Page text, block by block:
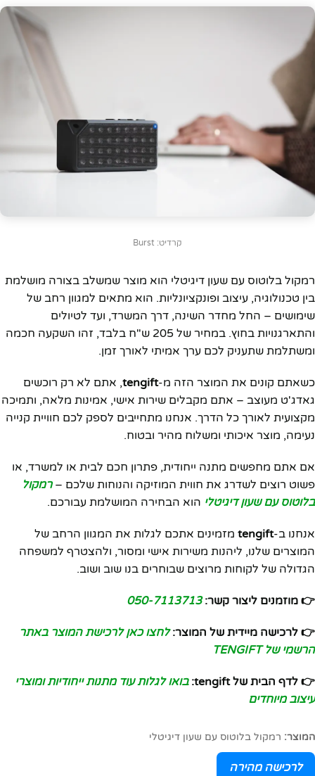
קרדיט: Burst
רמקול בלוטוס עם שעון דיגיטלי הוא מוצר שמשלב בצורה מושלמת
בין טכנולוגיה, עיצוב ופונקציונליות. הוא מתאים למגוון רחב של
שימושים – החל מחדר השינה, דרך המשרד, ועד לטיולים
והתארגנויות בחוץ. במחיר של 205 ש"ח בלבד, זהו השקעה חכמה
ומשתלמת שתעניק לכם ערך אמיתי לאורך זמן.
כשאתם קונים את המוצר הזה מ-tengift, אתם לא רק רוכשים
גאדג'ט מעוצב – אתם מקבלים שירות אישי, אמינות מלאה, ותמיכה
מקצועית לאורך כל הדרך. אנחנו מתחייבים לספק לכם חוויית קנייה
נעימה, מוצר איכותי ומשלוח מהיר ובטוח.
אם אתם מחפשים מתנה ייחודית, פתרון חכם לבית או למשרד, או
פשוט רוצים לשדרג את חווית המוזיקה והנוחות שלכם –רמקול
בלוטוס עם שעון דיגיטלי הוא הבחירה המושלמת עבורכם.
אנחנו ב-tengift מזמינים אתכם לגלות את המגוון הרחב של
המוצרים שלנו, ליהנות משירות אישי ומסור, ולהצטרף למשפחה
הגדולה של לקוחות מרוצים שבוחרים בנו שוב ושוב.
👉 מוזמנים ליצור קשר: 050-7113713
👉 לרכישה מיידית של המוצר: לחצו כאן לרכישת המוצר באתר
הרשמי של TENGIFT
👉 לדף הבית של tengift:
בואו לגלות עוד מתנות ייחודיות ומוצרי
עיצוב מיוחדים
המוצר: רמקול בלוטוס עם שעון דיגיטלי
לרכישה מהירה